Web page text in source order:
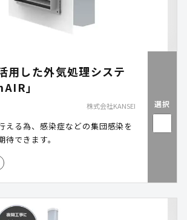
用した外気処理システ
」
株式会社KANSEI
える為、感染症などの集団感染を
できます。
選択